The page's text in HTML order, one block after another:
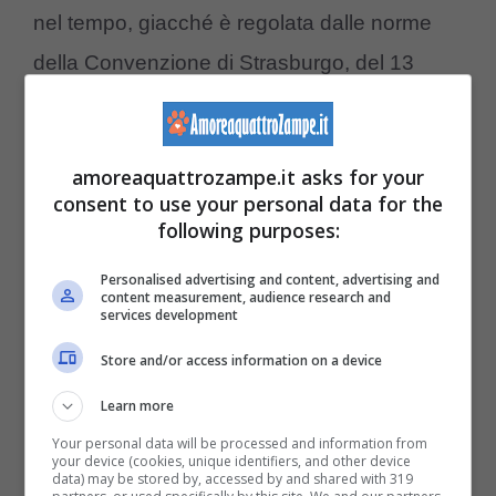
nel tempo, giacché è regolata dalle norme
della Convenzione di Strasburgo, del 13
novembre 1987.
(Foto Adobe Stock)
amoreaquattrozampe.it asks for your
consent to use your personal data for the
following purposes:
Personalised advertising and content, advertising and
content measurement, audience research and
services development
Store and/or access information on a device
Learn more
Your personal data will be processed and information from
your device (cookies, unique identifiers, and other device
data) may be stored by, accessed by and shared with 319